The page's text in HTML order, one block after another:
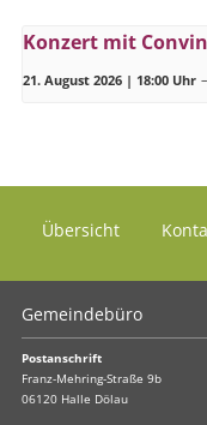
Konzert mit
21. August 2026 | 18:00 Uhr –
Übersicht
Gemeindebüro
Postanschrift
Franz-Mehring-Straße 9b
06120 Halle Dölau